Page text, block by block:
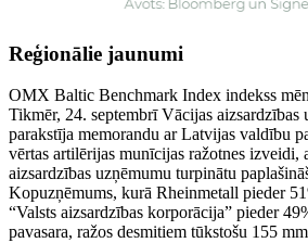
Reģionālie jaunumi
OMX Baltic Benchmark Index indekss
Tikmēr, 24. septembrī Vācijas aizsardzības
parakstīja memorandu ar Latvijas valdību
vērtas artilērijas munīcijas ražotnes izveidi,
aizsardzības uzņēmumu turpinātu
Kopuzņēmums, kurā Rheinmetall pieder
“Valsts aizsardzības korporācija” pieder
pavasara, ražos desmitiem tūkstošu 155